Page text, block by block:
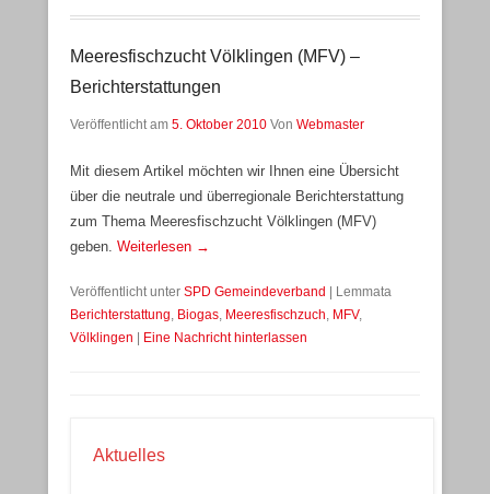
Meeresfischzucht Völklingen (MFV) –
Berichterstattungen
Veröffentlicht am 5. Oktober 2010 Von Webmaster
Mit diesem Artikel möchten wir Ihnen eine Übersicht
über die neutrale und überregionale Berichterstattung
zum Thema Meeresfischzucht Völklingen (MFV)
geben. Weiterlesen →
Veröffentlicht unter SPD Gemeindeverband
Lemmata
Berichterstattung, Biogas, Meeresfischzuch, MFV,
Völklingen
Eine Nachricht hinterlassen
Aktuelles